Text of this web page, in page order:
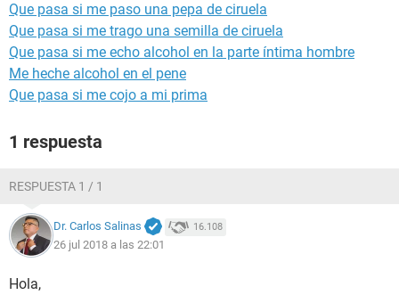
Que pasa si me paso una pepa de ciruela
Que pasa si me trago una semilla de ciruela
Que pasa si me echo alcohol en la parte íntima hombre
Me heche alcohol en el pene
Que pasa si me cojo a mi prima
1 respuesta
RESPUESTA 1 / 1
Dr. Carlos Salinas 16.108
26 jul 2018 a las 22:01
Hola,